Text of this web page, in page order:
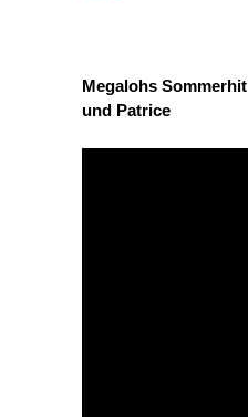
Megalohs Sommerhit
und Patrice